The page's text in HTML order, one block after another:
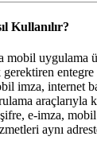
Kullanılır?
mobil uygulama
imza, internet
araçlarıyla
e-imza,
aynı